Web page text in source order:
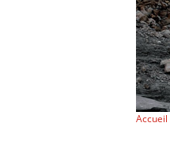
Accueil